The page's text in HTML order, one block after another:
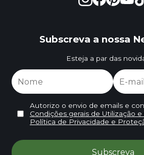
Subscreva a nossa
Esteja a par das
Autorizo o envio de emails e
Condições gerais de Utilização
Política de Privacidade e